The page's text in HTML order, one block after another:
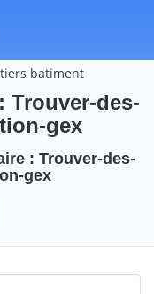
batiment
Trouver-des-
gex
: Trouver-des-
gex